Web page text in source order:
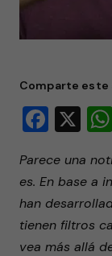
Comparte este
X
Parece una
es. En base a
han
tienen filtros
vea más allá